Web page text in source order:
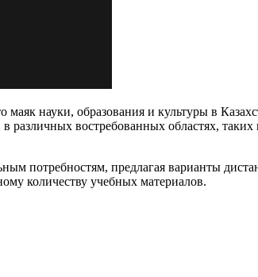
маяк науки, образования и культуры в
различных востребованных областях,
потребностям, предлагая варианты
количеству учебных материалов.